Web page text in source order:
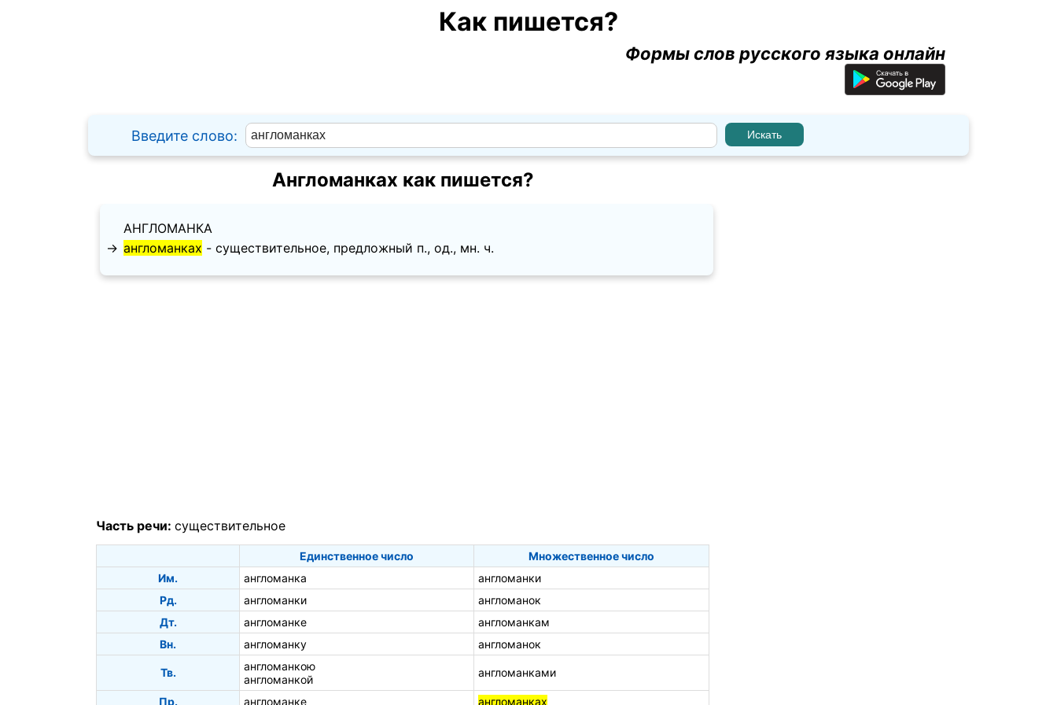
Как пишется?
Формы слов русского языка онлайн
Введите слово:
Англоманках как пишется?
АНГЛОМАНКА
→ англоманках - существительное, предложный п., од., мн. ч.
Часть речи: существительное
Единственное число
Множественное число
Им.
англоманка
англоманки
Рд.
англоманки
англоманок
Дт.
англоманке
англоманкам
Вн.
англоманку англоманок
Тв.
англоманкою
англоманкой
англоманками
Пр. англоманке англоманках